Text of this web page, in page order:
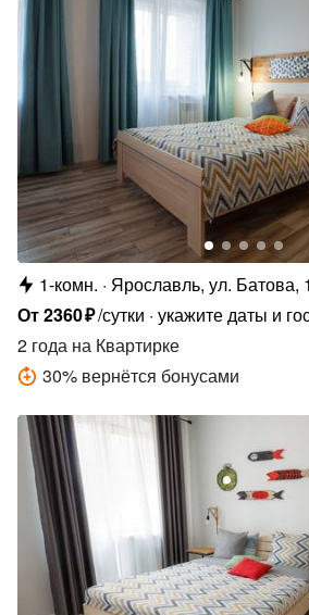
1-комн.
Ярославль, ул. Батова,
От2360₽/сутки укажите даты и
2 года на Квартирке
30% вернётся бонусами